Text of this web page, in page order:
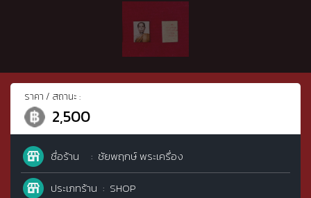
ราคา / สถานะ :
2,500
ชื่อร้าน
ชัยพฤกษ์ พระเครื่อง
ประเภทร้าน
SHOP